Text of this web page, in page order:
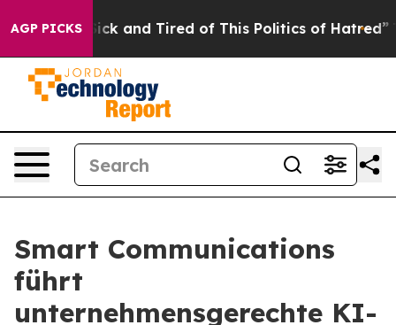
AGP PICKS
Are Sick and Tired of This Politics of Hatred” The
Smart Communications
führt
unternehmensgerechte KI-